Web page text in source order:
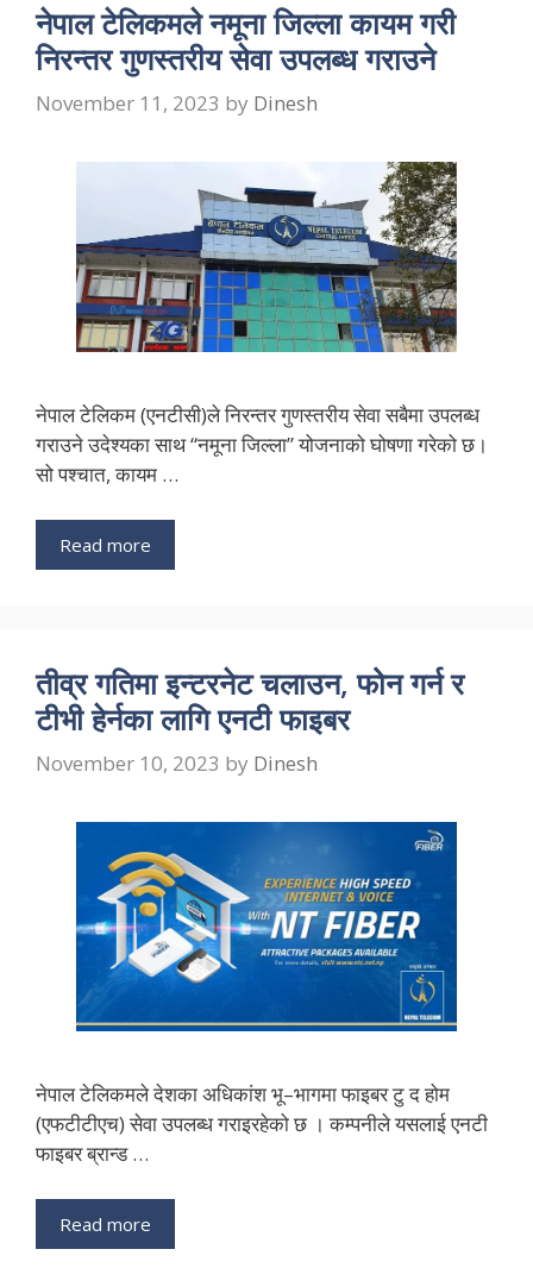
नेपाल टेलिकमले नमूना जिल्ला कायम गरी
निरन्तर गुणस्तरीय सेवा उपलब्ध गराउने
November 11, 2023 by Dinesh
नेपाल टेलिकम (एनटीसी)ले निरन्तर गुणस्तरीय सेवा सबैमा उपलब्ध
गराउने उदेश्यका साथ “नमूना जिल्ला” योजनाको घोषणा गरेको छ।
सो पश्चात, कायम …
Read more
तीव्र गतिमा इन्टरनेट चलाउन, फोन गर्न र
टीभी हेर्नका लागि एनटी फाइबर
November 10, 2023 by Dinesh
नेपाल टेलिकमले देशका अधिकांश भू–भागमा फाइबर टु द होम
(एफटीटीएच) सेवा उपलब्ध गराइरहेको छ । कम्पनीले यसलाई एनटी
फाइबर ब्रान्ड …
Read more